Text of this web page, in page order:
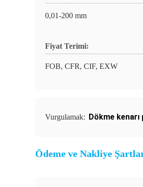
0,01-200 mm
Fiyat Terimi:
FOB, CFR, CIF, EXW
Vurgulamak: Dökme
Ödeme ve Nakliye